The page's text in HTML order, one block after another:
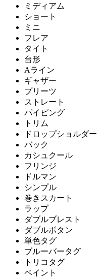
ミディアム
ショート
ミニ
フレア
タイト
台形
Aライン
ギャザー
プリーツ
ストレート
パイピング
トリム
ドロップショルダー
バック
カシュクール
フリンジ
ドルマン
シンプル
巻きスカート
ラップ
ダブルブレスト
ダブルボタン
単色タグ
ブルーバータグ
トリコタグ
ペイント